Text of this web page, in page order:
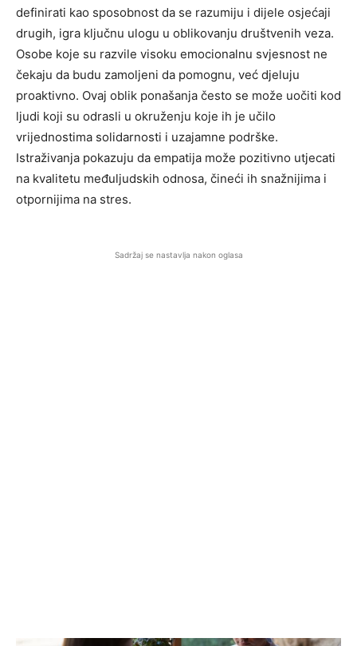
definirati kao sposobnost da se razumiju i dijele osjećaji
drugih, igra ključnu ulogu u oblikovanju društvenih veza.
Osobe koje su razvile visoku emocionalnu svjesnost ne
čekaju da budu zamoljeni da pomognu, već djeluju
proaktivno. Ovaj oblik ponašanja često se može uočiti kod
ljudi koji su odrasli u okruženju koje ih je učilo
vrijednostima solidarnosti i uzajamne podrške.
Istraživanja pokazuju da empatija može pozitivno utjecati
na kvalitetu međuljudskih odnosa, čineći ih snažnijima i
otpornijima na stres.
Sadržaj se nastavlja nakon oglasa